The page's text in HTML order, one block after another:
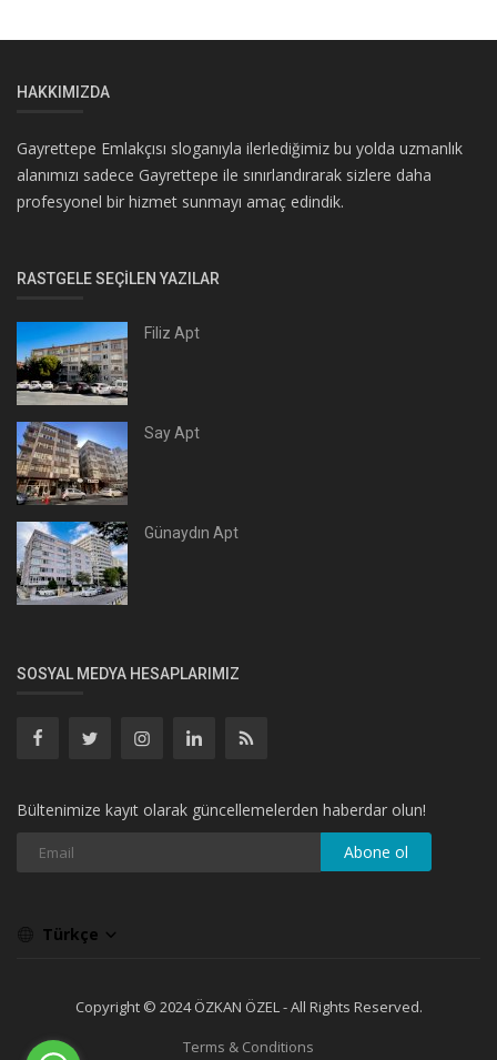
HAKKIMIZDA
Gayrettepe Emlakçısı sloganıyla ilerlediğimiz bu yolda uzmanlık
alanımızı sadece Gayrettepe ile sınırlandırarak sizlere daha
profesyonel bir hizmet sunmayı amaç edindik.
RASTGELE SEÇILEN YAZILAR
Filiz Apt
Say Apt
Günaydın Apt
SOSYAL MEDYA HESAPLARIMIZ
Bültenimize kayıt olarak güncellemelerden haberdar olun!
Abone ol
Türkçe
Copyright © 2024 ÖZKAN ÖZEL - All Rights Reserved.
Terms & Conditions